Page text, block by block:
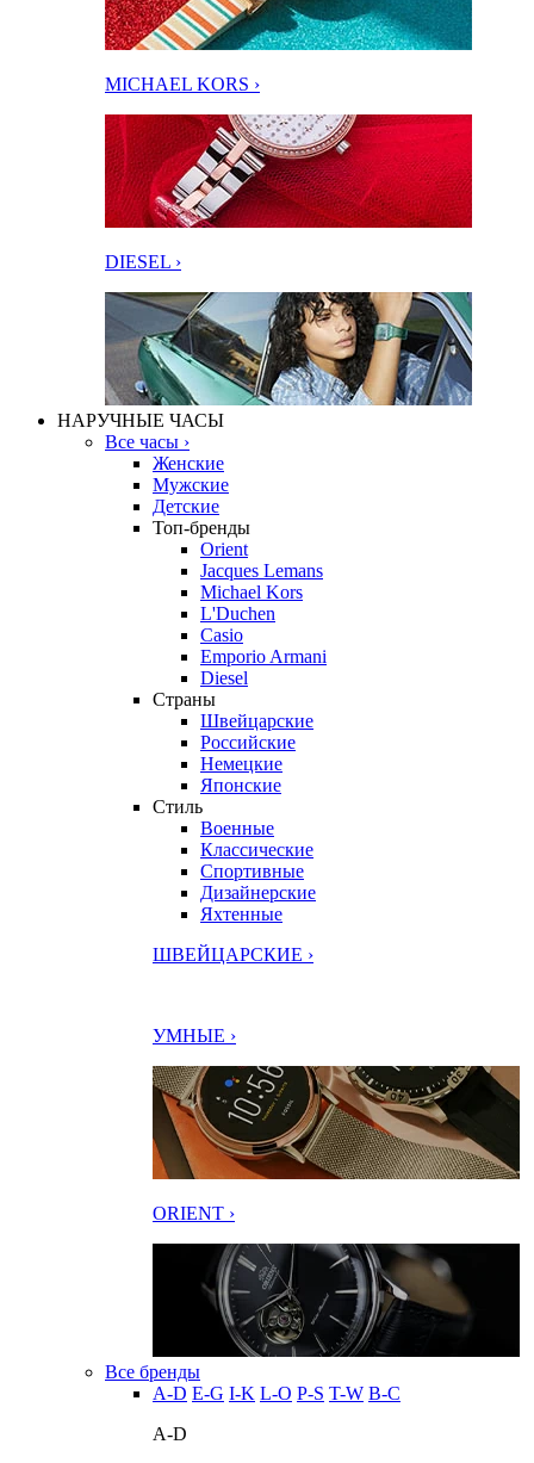
MICHAEL KORS ›
DIESEL ›
НАРУЧНЫЕ ЧАСЫ
Все часы ›
Женские
Мужские
Детские
Топ-бренды
Orient
Jacques Lemans
Michael Kors
L'Duchen
Casio
Emporio Armani
Diesel
Страны
Швейцарские
Российские
Немецкие
Японские
Стиль
Военные
Классические
Спортивные
Дизайнерские
Яхтенные
ШВЕЙЦАРСКИЕ ›
УМНЫЕ ›
ORIENT ›
Все бренды
A-D E-G I-K L-O P-S T-W В-С
A-D